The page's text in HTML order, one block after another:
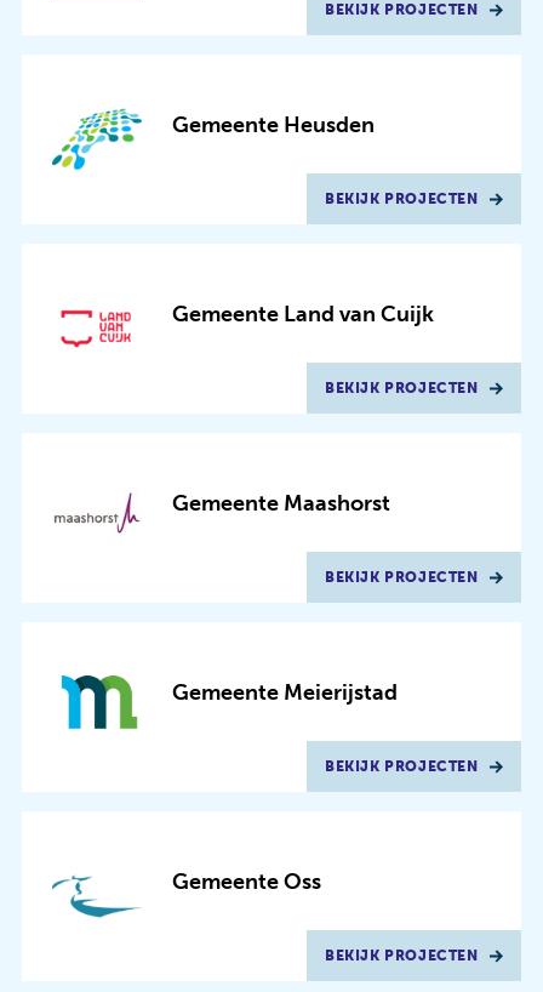
BEKIJK PROJECTEN
Gemeente Heusden
BEKIJK PROJECTEN
Gemeente Land van Cuijk
BEKIJK PROJECTEN
Gemeente Maashorst
BEKIJK PROJECTEN
Gemeente Meierijstad
BEKIJK PROJECTEN
Gemeente Oss
BEKIJK PROJECTEN